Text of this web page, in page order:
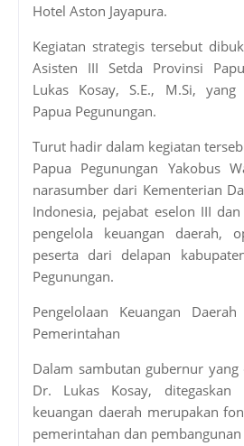
Hotel Aston Jayapura.
Kegiatan strategis tersebut
Asisten III Setda Provinsi
Lukas Kosay, S.E., M.Si,
Papua Pegunungan.
Turut hadir dalam kegiatan
Papua Pegunungan Yakobus
narasumber dari Kementerian
Indonesia, pejabat eselon III
pengelola keuangan daerah,
peserta dari delapan
Pegunungan.
Pengelolaan Keuangan
Pemerintahan
Dalam sambutan gubernur yang
Dr. Lukas Kosay, ditegaskan
keuangan daerah merupakan
pemerintahan dan pembangunan